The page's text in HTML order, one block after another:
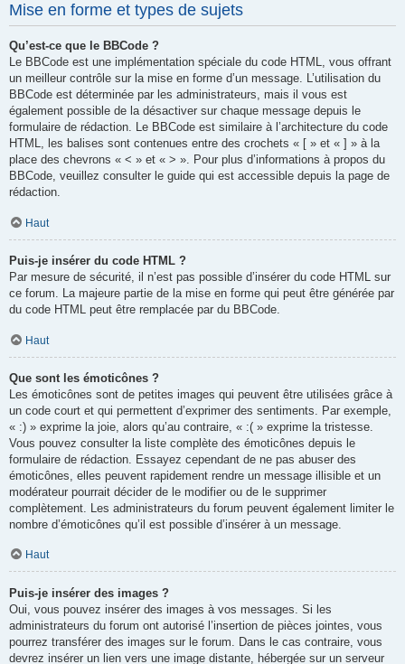
Mise en forme et types de sujets
Qu’est-ce que le BBCode ?
Le BBCode est une implémentation spéciale du code HTML, vous offrant
un meilleur contrôle sur la mise en forme d’un message. L’utilisation du
BBCode est déterminée par les administrateurs, mais il vous est
également possible de la désactiver sur chaque message depuis le
formulaire de rédaction. Le BBCode est similaire à l’architecture du code
HTML, les balises sont contenues entre des crochets « [ » et « ] » à la
place des chevrons « < » et « > ». Pour plus d’informations à propos du
BBCode, veuillez consulter le guide qui est accessible depuis la page de
rédaction.
Haut
Puis-je insérer du code HTML ?
Par mesure de sécurité, il n’est pas possible d’insérer du code HTML sur
ce forum. La majeure partie de la mise en forme qui peut être générée par
du code HTML peut être remplacée par du BBCode.
Haut
Que sont les émoticônes ?
Les émoticônes sont de petites images qui peuvent être utilisées grâce à
un code court et qui permettent d’exprimer des sentiments. Par exemple,
« :) » exprime la joie, alors qu’au contraire, « :( » exprime la tristesse.
Vous pouvez consulter la liste complète des émoticônes depuis le
formulaire de rédaction. Essayez cependant de ne pas abuser des
émoticônes, elles peuvent rapidement rendre un message illisible et un
modérateur pourrait décider de le modifier ou de le supprimer
complètement. Les administrateurs du forum peuvent également limiter le
nombre d’émoticônes qu’il est possible d’insérer à un message.
Haut
Puis-je insérer des images ?
Oui, vous pouvez insérer des images à vos messages. Si les
administrateurs du forum ont autorisé l’insertion de pièces jointes, vous
pourrez transférer des images sur le forum. Dans le cas contraire, vous
devrez insérer un lien vers une image distante, hébergée sur un serveur